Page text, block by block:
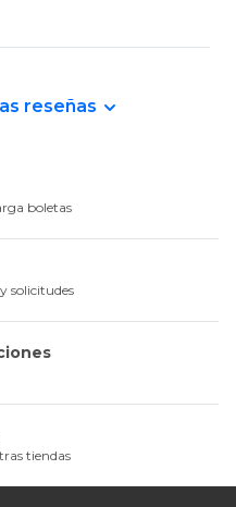
reseñas
boletas
solicitudes
tiendas